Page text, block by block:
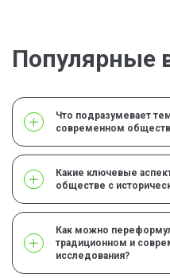
Популярные
Что подразумевает
современном
Какие ключевые
обществе с
Как можно
традиционном и
исследования?